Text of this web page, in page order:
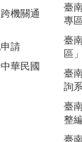
機關通
請
華民國
臺
專
臺
區」
臺
詢
臺
整
臺